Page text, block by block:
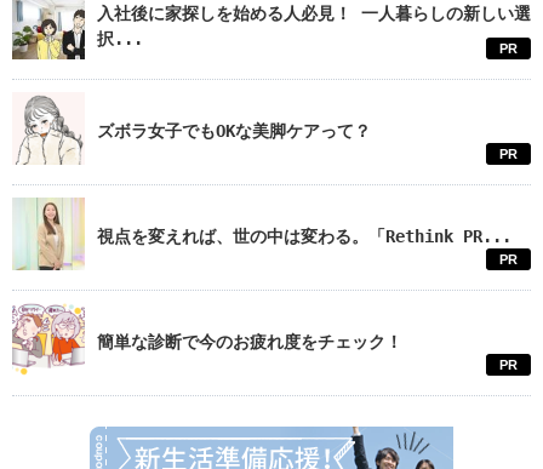
入社後に家探しを始める人必見！ 一人暮らしの新しい選
択...
PR
ズボラ女子でもOKな美脚ケアって？
PR
視点を変えれば、世の中は変わる。「Rethink PR...
PR
簡単な診断で今のお疲れ度をチェック！
PR